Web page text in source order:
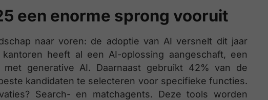
een enorme sprong vooruit
naar voren: de adoptie van AI versnelt dit jaar
heeft al een AI-oplossing aangeschaft, een
generative AI. Daarnaast gebruikt 42% van de
kandidaten te selecteren voor specifieke functies.
Search- en matchagents. Deze tools worden